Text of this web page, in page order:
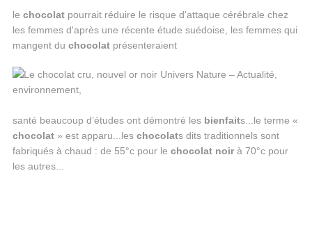
le chocolatpourrait réduire le risque d'attaque cérébrale chez
les femmes d'après une récente étude suédoise, les femmes qui
mangent du chocolatprésenteraient
santé beaucoup d’études ont démontré les bienfaits...le terme «
chocolat» est apparu...les chocolats dits traditionnels sont
fabriqués à chaud : de 55°c pour le chocolat noirà 70°c pour
les autres...